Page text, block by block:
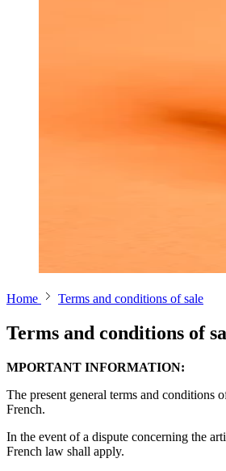
Home Terms and conditions of sale
Terms and conditions of
MPORTANT INFORMATION:
The present general terms and conditions
French.
In the event of a dispute concerning the
French law shall apply.